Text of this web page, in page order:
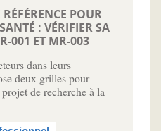
POUR
: VÉRIFIER SA
001 ET MR-003
dans leurs
deux grilles pour
de recherche à la